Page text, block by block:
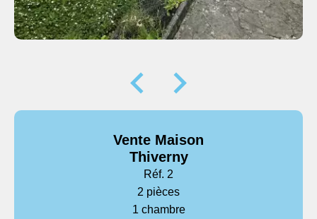
Vente Maison
Thiverny
Réf. 2
2 pièces
1 chambre